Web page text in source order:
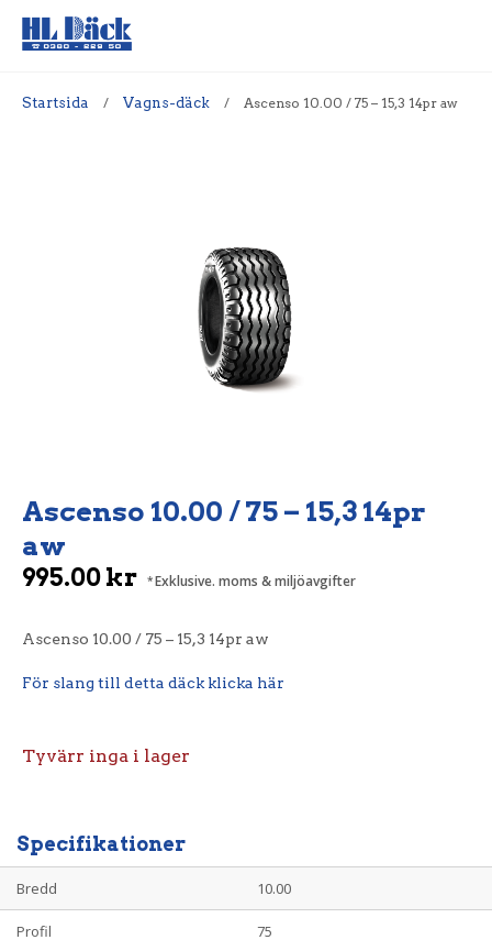
Startsida / Vagns-däck / Ascenso 10.00 / 75 – 15,3 14pr aw
Ascenso 10.00 / 75 – 15,3 14pr
aw
995.00kr Exklusive. moms & miljöavgifter
Ascenso 10.00 / 75 – 15,3 14pr aw
För slang till detta däck klicka här
Tyvärr inga i lager
Specifikationer
Bredd 10.00
Profil 75